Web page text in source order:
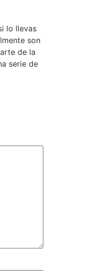
lo llevas
son
de la
serie de